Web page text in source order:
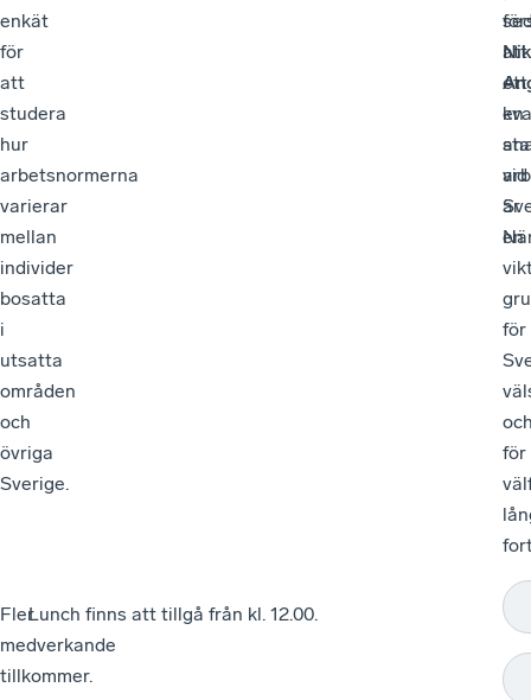
enkät
för
att
studera
hur
arbetsnormerna
varierar
mellan
individer
bosatta
i
utsatta
områden
och
övriga
Sverige.
att
ett
en
är
en
för
för
vid
Fler
medverkande
tillkommer.
Lunch finns att tillgå från kl. 12.00.